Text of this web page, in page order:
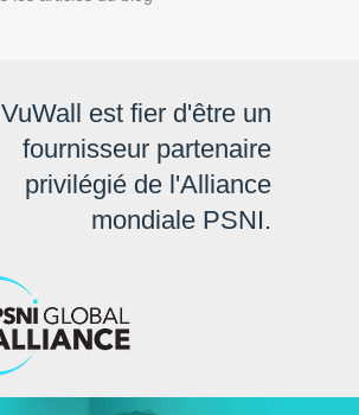
VuWall est fier d'être un
fournisseur partenaire
privilégié de l'Alliance
mondiale PSNI.